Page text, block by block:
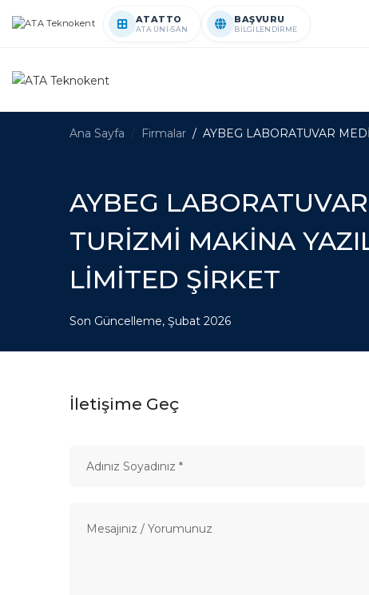
ATATTO
ATA ÜNİ-SAN
BAŞVURU
BİLGİLENDİRME
Ana Sayfa Firmalar AYBEG LABORATUVAR
AYBEG
TURİZMİ MAKİNA
LİMİTED ŞİRKET
Son Güncelleme, Şubat 2026
İletişime Geç